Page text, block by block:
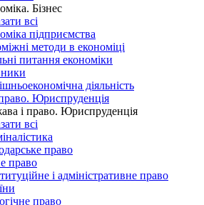
Бізнес
всі
підприємства
методи в економіці
питання економіки
діяльність
Юриспруденція
і право. Юриспруденція
всі
право
право
і адміністративне право
право